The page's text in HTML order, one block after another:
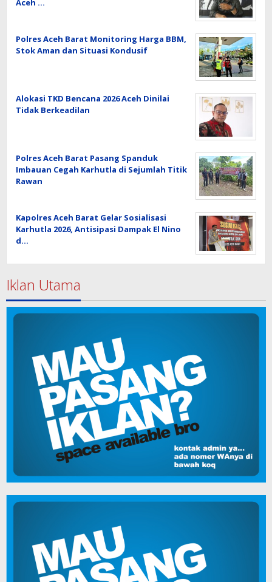
Aceh …
Polres Aceh Barat Monitoring Harga BBM,
Stok Aman dan Situasi Kondusif
Alokasi TKD Bencana 2026 Aceh Dinilai
Tidak Berkeadilan
Polres Aceh Barat Pasang Spanduk
Imbauan Cegah Karhutla di Sejumlah Titik
Rawan
Kapolres Aceh Barat Gelar Sosialisasi
Karhutla 2026, Antisipasi Dampak El Nino
d…
Iklan Utama